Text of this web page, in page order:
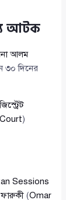
আটক
আলম
৩০ দিনের
)
Sessions
(Omar